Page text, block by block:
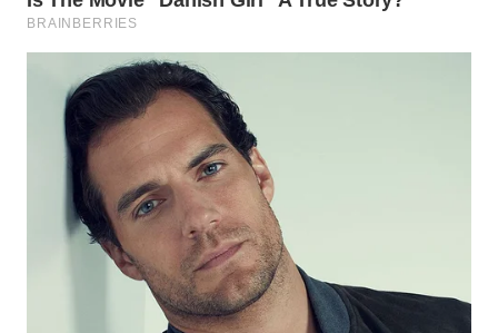
KONSUMEN
WAHANA
LISTRIK
WAHANA
TRAVEL
WAHANA